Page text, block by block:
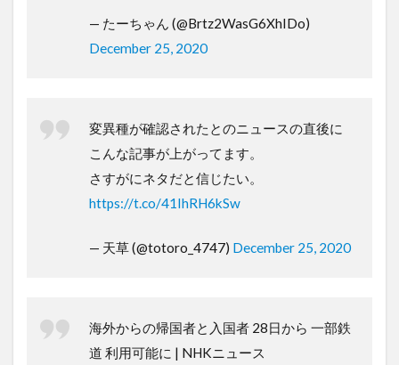
— たーちゃん (@Brtz2WasG6XhIDo)
December 25, 2020
変異種が確認されたとのニュースの直後に
こんな記事が上がってます。
さすがにネタだと信じたい。
https://t.co/41IhRH6kSw
— 天草 (@totoro_4747) December 25, 2020
海外からの帰国者と入国者 28日から 一部鉄
道 利用可能に | NHKニュース